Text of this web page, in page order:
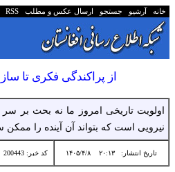
خانه آرشیو جستجو ارسال عکس و مطلب RSS
از پراکندگی فکری تا
اولویت تاریخی امروز ما نه بحث بر
نیرویی است که بتواند آن آینده را ممکن
تاریخ انتشار: ۲۰:۱۳ ۱۴۰۵/۴/۸ کد خبر: 200443